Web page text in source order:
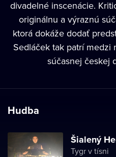
divadelné inscenácie.
originálnu a výraznú
ktorá dokáže dodať
Sedláček tak patrí medzi
súčasnej českej
Hudba
Šialený
Tygr v tísni